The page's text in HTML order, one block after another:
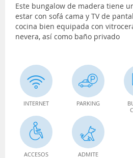
Este bungalow de madera tiene
estar con sofá cama y TV de
cocina bien equipada con
nevera, así como baño privado
INTERNET PARKING
ACCESOS
ADMITE